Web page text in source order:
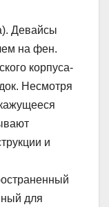
Девайсы
на фен.
корпуса-
Несмотря
и
для